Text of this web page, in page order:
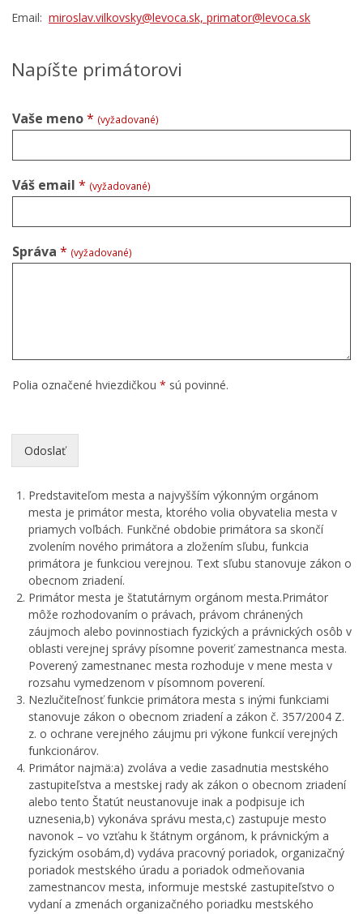
Email: miroslav.vilkovsky@levoca.sk, primator@levoca.sk
Napíšte primátorovi
Vaše meno* (vyžadované)
Váš email * (vyžadované)
Správa * (vyžadované)
Polia označené hviezdičkou * sú povinné.
Odoslať
Predstaviteľom mesta a najvyšším výkonným orgánom
mesta je primátor mesta, ktorého volia obyvatelia mesta v
priamych voľbách. Funkčné obdobie primátora sa skončí
zvolením nového primátora a zložením sľubu, funkcia
primátora je funkciou verejnou. Text sľubu stanovuje zákon o
obecnom zriadení.
Primátor mesta je štatutárnym orgánom mesta.Primátor
môže rozhodovaním o právach, právom chránených
záujmoch alebo povinnostiach fyzických a právnických osôb v
oblasti verejnej správy písomne poveriť zamestnanca mesta.
Poverený zamestnanec mesta rozhoduje v mene mesta v
rozsahu vymedzenom v písomnom poverení.
Nezlučiteľnosť funkcie primátora mesta s inými funkciami
stanovuje zákon o obecnom zriadení a zákon č. 357/2004 Z.
z. o ochrane verejného záujmu pri výkone funkcií verejných
funkcionárov.
Primátor najmä:a) zvoláva a vedie zasadnutia mestského
zastupiteľstva a mestskej rady ak zákon o obecnom zriadení
alebo tento Štatút neustanovuje inak a podpisuje ich
uznesenia,b) vykonáva správu mesta,c) zastupuje mesto
navonok – vo vzťahu k štátnym orgánom, k právnickým a
fyzickým osobám,d) vydáva pracovný poriadok, organizačný
poriadok mestského úradu a poriadok odmeňovania
zamestnancov mesta, informuje mestské zastupiteľstvo o
vydaní a zmenách organizačného poriadku mestského